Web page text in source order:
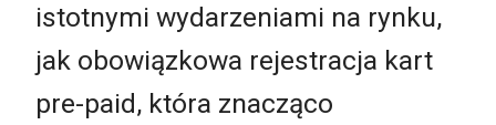
istotnymi wydarzeniami na rynku,
jak obowiązkowa rejestracja kart
pre-paid, która znacząco